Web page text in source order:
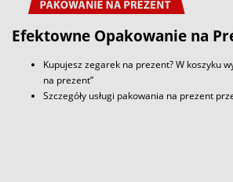
Efektowne Opakowanie na
Kupujesz zegarek na prezent? W koszyku
na prezent”
Szczegóły usługi pakowania na prezent